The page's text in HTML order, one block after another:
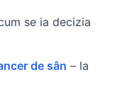
se ia decizia
de sân – la